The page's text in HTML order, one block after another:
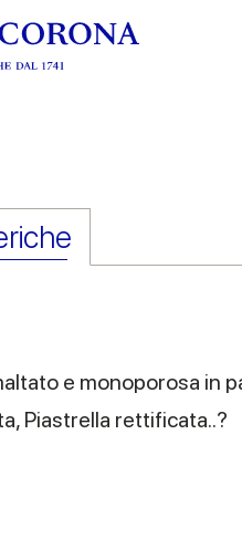
e monoporosa in
Piastrella rettificata..?